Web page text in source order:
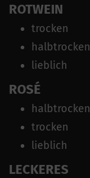
ROTWEIN
trocken
halbtrocken
lieblich
ROSÉ
halbtrocken
trocken
lieblich
LECKERES